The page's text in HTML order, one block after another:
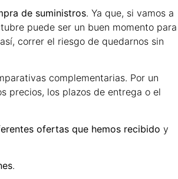
de suministros. Ya que, si vamos a
puede ser un buen momento para
correr el riesgo de quedarnos sin
complementarias. Por un
precios, los plazos de entrega o el
ofertas que hemos recibido y
.